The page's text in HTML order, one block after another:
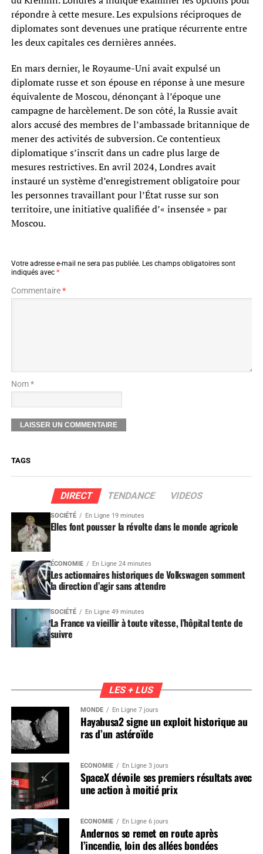
répondre à cette mesure. Les expulsions réciproques de
diplomates sont devenues une pratique récurrente entre
les deux capitales ces dernières années.
En mars dernier, le Royaume-Uni avait expulsé un
diplomate russe et son épouse en réponse à une mesure
équivalente de Moscou, dénonçant à l’époque une
campagne de harcèlement. De son côté, la Russie avait
alors accusé des membres de l’ambassade britannique de
mener des activités de subversion. Ce contentieux
diplomatique s’inscrit dans un cadre plus large de
mesures restrictives. En avril 2024, Londres avait
instauré un système d’enregistrement obligatoire pour
les personnes travaillant pour l’État russe sur son
territoire, une initiative qualifiée d’« insensée » par
Moscou.
Votre adresse e-mail ne sera pas publiée. Les champs obligatoires sont
indiqués avec *
Commentaire*
Nom *
TAGS
DIRECT TENDANCE VIDEOS
SOCIÉTÉ En Ligne 19 minutes
Elles font pousser la révolte dans le monde agricole
ÉCONOMIE En Ligne 24 minutes
Les actionnaires historiques de Volkswagen somment
la direction d’agir sans attendre
SOCIÉTÉ En Ligne 49 minutes
La France va vieillir à toute vitesse, l’hôpital tente de
suivre
LES + LUS
MONDE En Ligne 7 jours
Hayabusa2 signe un exploit historique au
ras d’un astéroïde
ÉCONOMIE En Ligne 3 jours
SpaceX dévoile ses premiers résultats avec
une action à moitié prix
ÉCONOMIE En Ligne 6 jours
Andernos se remet en route après
l’incendie, loin des allées bondées